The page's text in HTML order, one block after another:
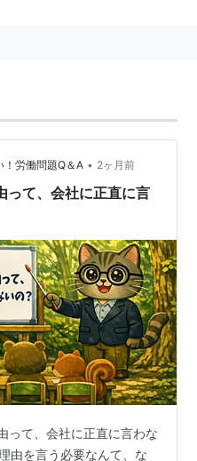
！労働問題Q＆A • 2ヶ月前
って、会社に正直に言
って、会社に正直に言わな
由を言う必要なんて、な